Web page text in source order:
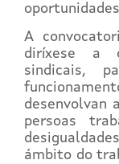
A
diríxese a
sindicais,
desenvolvan
persoas
ámbito do